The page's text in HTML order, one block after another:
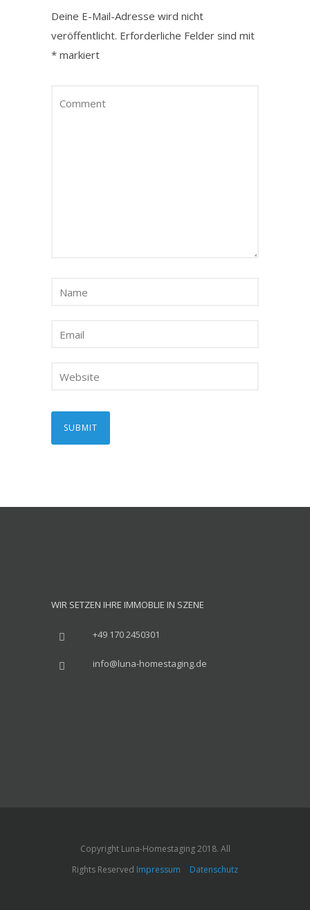
Deine E-Mail-Adresse wird nicht
veröffentlicht. Erforderliche Felder sind mit
* markiert
WIR SETZEN IHRE IMMOBLIE IN SZENE
+49 170 2450301
info@luna-homestaging.de
Copyright Luna-Homestaging 2018. All
Rights Reserved Impressum Datenschutz